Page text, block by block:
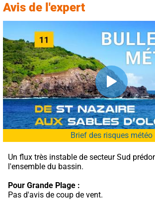
Avis de l'expert
Brief des risques météo
Un flux très instable de secteur Sud
l'ensemble du bassin.
Pour Grande Plage :
Pas d'avis de coup de vent.